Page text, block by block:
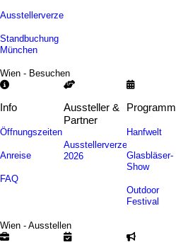
Ausstellerverzeichnis
Standbuchung
München
Wien - Besuchen
Info
Öffnungszeiten
Anreise
FAQ
Aussteller &
Partner
Ausstellerverzeichnis
2026
Programm
Hanfwelt
Glasbläser-
Show
Outdoor
Festival
Wien - Ausstellen